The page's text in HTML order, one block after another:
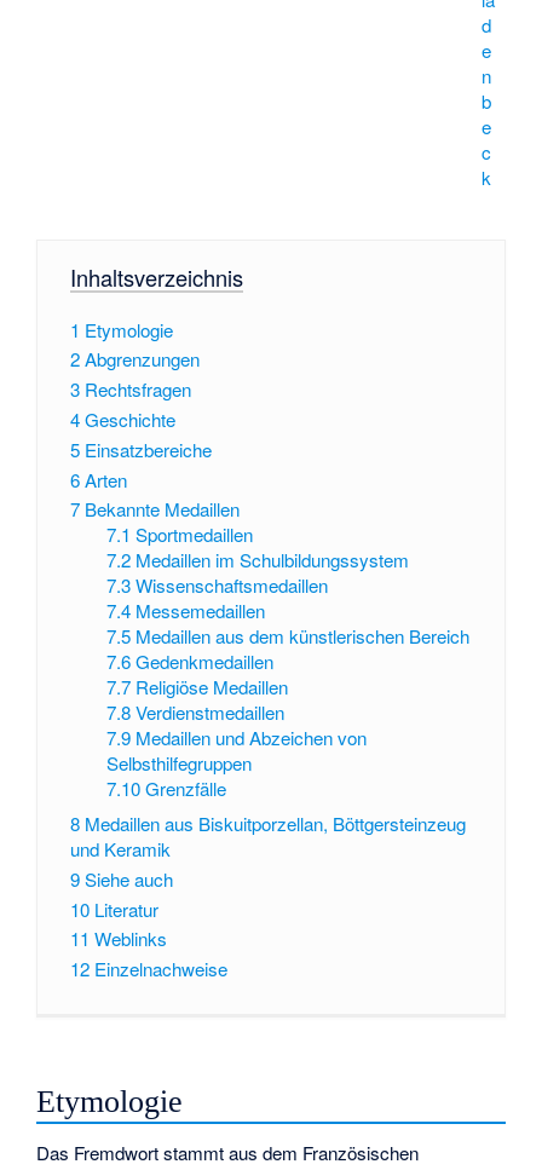
d
e
n
b
e
c
k
Inhaltsverzeichnis
1 Etymologie
2Abgrenzungen
3 Rechtsfragen
4Geschichte
5 Einsatzbereiche
6Arten
7 Bekannte Medaillen
7.1 Sportmedaillen
7.2 Medaillen im Schulbildungssystem
7.3 Wissenschaftsmedaillen
7.4 Messemedaillen
7.5 Medaillen aus dem künstlerischen Bereich
7.6 Gedenkmedaillen
7.7 Religiöse Medaillen
7.8 Verdienstmedaillen
7.9 Medaillen und Abzeichen von
Selbsthilfegruppen
7.10 Grenzfälle
8 Medaillen aus Biskuitporzellan, Böttgersteinzeug
und Keramik
9Siehe auch
10 Literatur
11 Weblinks
12 Einzelnachweise
Etymologie
Das Fremdwort stammt aus dem Französischen